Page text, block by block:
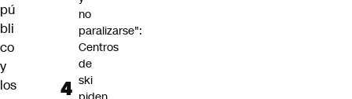
pú
bli
co
y
los
no
paralizarse":
Centros
de
ski